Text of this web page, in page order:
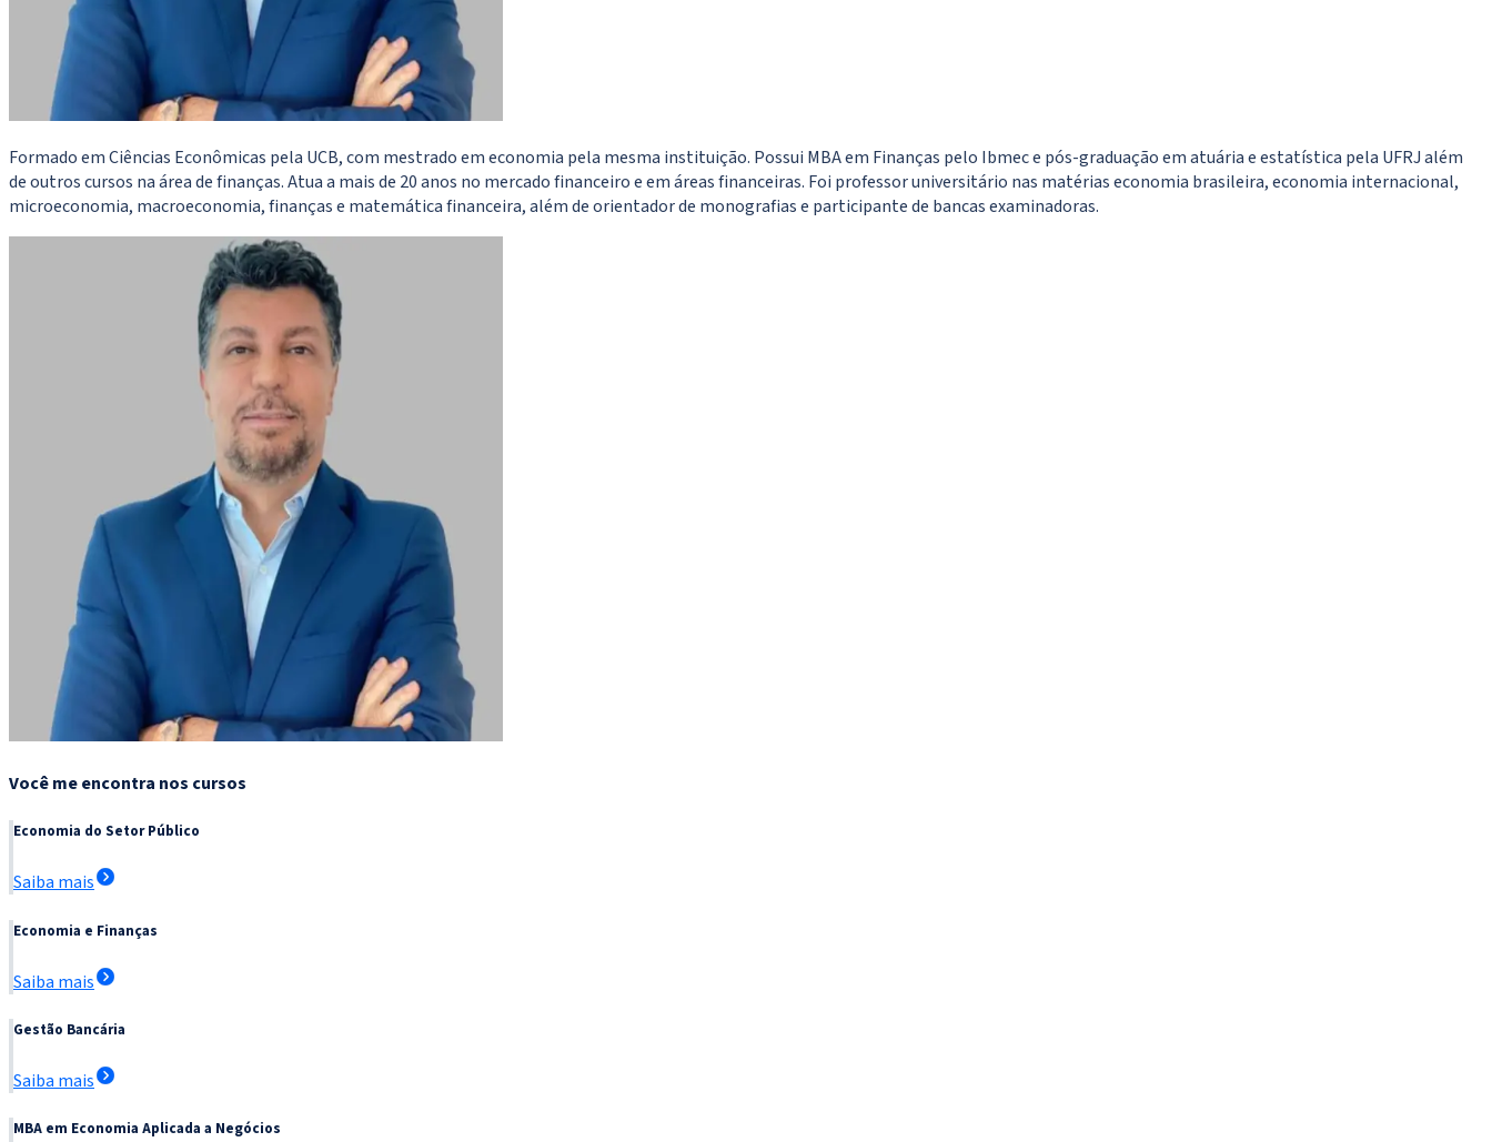
Formado em Ciências Econômicas pela UCB, com mestrado em economia pela mesma instituição. Possui MBA em Finanças pelo Ibmec e pós-graduação em atuária e estatística pela UFRJ além
de outros cursos na área de finanças. Atua a mais de 20 anos no mercado financeiro e em áreas financeiras. Foi professor universitário nas matérias economia brasileira, economia internacional,
microeconomia, macroeconomia, finanças e matemática financeira, além de orientador de monografias e participante de bancas examinadoras.
Você me encontra nos cursos
Economia do Setor Público
Saiba mais
Economia e Finanças
Saiba mais
Gestão Bancária
Saiba mais
MBA em Economia Aplicada a Negócios